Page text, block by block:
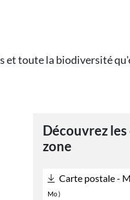
toute la biodiversité
Découvrez
zone
Carte postale -
Mo )